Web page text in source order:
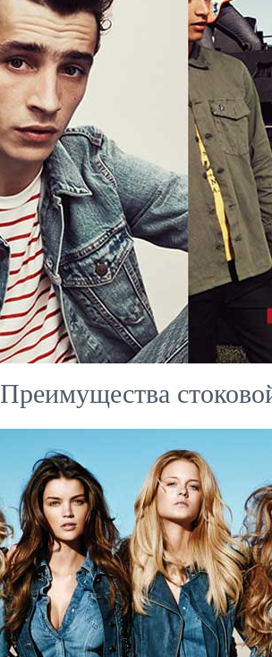
Преимущества